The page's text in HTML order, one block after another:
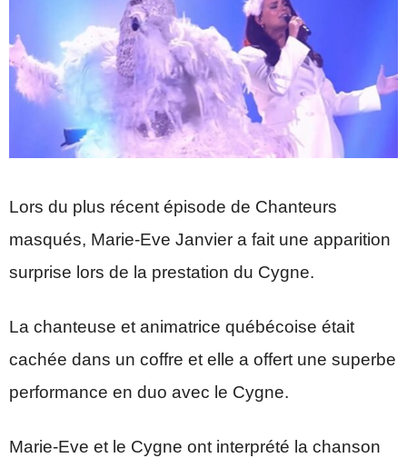
Lors du plus récent épisode de Chanteurs
masqués, Marie-Eve Janvier a fait une apparition
surprise lors de la prestation du Cygne.
La chanteuse et animatrice québécoise était
cachée dans un coffre et elle a offert une superbe
performance en duo avec le Cygne.
Marie-Eve et le Cygne ont interprété la chanson